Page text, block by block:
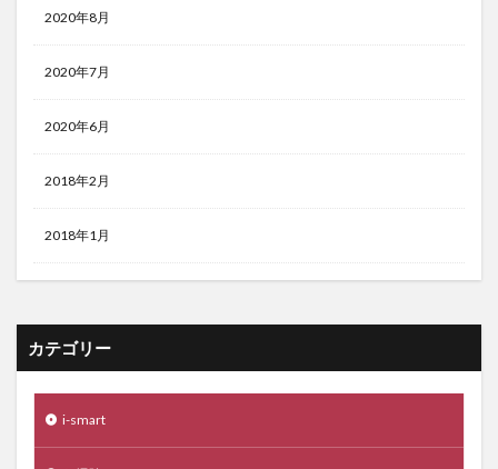
2020年8月
2020年7月
2020年6月
2018年2月
2018年1月
カテゴリー
i-smart